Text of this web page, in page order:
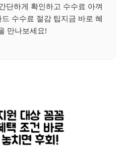
단하게 확인하고 수수료 아껴
수수료 절감 팁지금 바로 혜
만나보세요!